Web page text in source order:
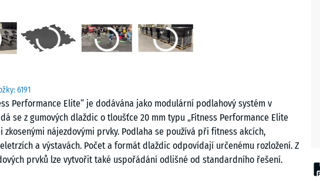
6191
Performance Elite“ je dodávána jako modulární podlahový systém v
se z gumových dlaždic o tloušťce 20 mm typu „Fitness Performance Elite
zkosenými nájezdovými prvky. Podlaha se používá při fitness akcích,
a výstavách. Počet a formát dlaždic odpovídají určenému rozložení. Z
prvků lze vytvořit také uspořádání odlišné od standardního řešení.